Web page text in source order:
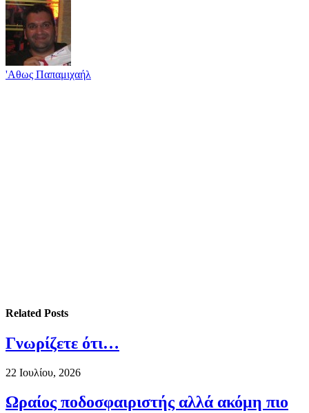
'Αθως Παπαμιχαήλ
Related Posts
Γνωρίζετε ότι…
22 Ιουλίου, 2026
Ωραίος ποδοσφαιριστής αλλά ακόμη πιο